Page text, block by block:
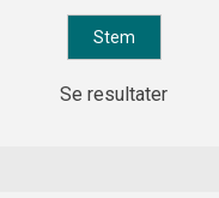
Se resultater